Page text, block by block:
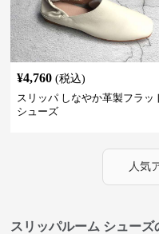
¥4,760 (税込)
スリッパ しなやか革製フラッ
シューズ
人気
スリッパルーム シューズ